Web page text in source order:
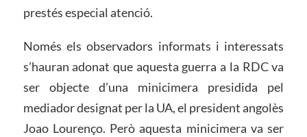
prestés especial atenció.
Només els observadors informats i interessats
s’hauran adonat que aquesta guerra a la RDC va
ser objecte d’una minicimera presidida pel
mediador designat per la UA, el president angolès
Joao Lourenço. Però aquesta minicimera va ser